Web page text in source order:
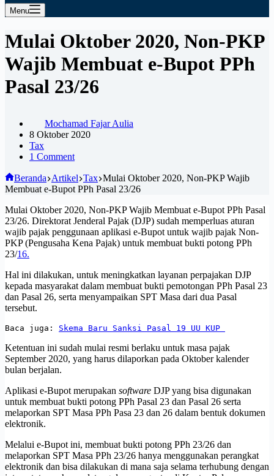
Menu
Mulai Oktober 2020, Non-PKP
Wajib Membuat e-Bupot PPh
Pasal 23/26
Mochamad Fajar Aulia
8 Oktober 2020
Tax
1 Comment
Beranda Artikel Tax Mulai Oktober 2020, Non-PKP Wajib
Membuat e-Bupot PPh Pasal 23/26
Mulai Oktober 2020, Non-PKP Wajib Membuat e-Bupot PPh Pasal
23/26. Direktorat Jenderal Pajak (DJP) sudah memperluas aturan
wajib pajak penggunaan aplikasi e-Bupot untuk wajib pajak Non-
PKP (Pengusaha Kena Pajak) untuk membuat bukti potong PPh
23/16.
Hal ini dilakukan, untuk meningkatkan layanan perpajakan DJP
kepada masyarakat dalam membuat bukti pemotongan PPh Pasal 23
dan Pasal 26, serta menyampaikan SPT Masa dari dua Pasal
tersebut.
Baca juga: Skema Baru Sanksi Pasal 19 UU KUP
Ketentuan ini sudah mulai resmi berlaku untuk masa pajak
September 2020, yang harus dilaporkan pada Oktober kalender
bulan berjalan.
Aplikasi e-Bupot merupakan software DJP yang bisa digunakan
untuk membuat bukti potong PPh Pasal 23 dan Pasal 26 serta
melaporkan SPT Masa PPh Pasa 23 dan 26 dalam bentuk dokumen
elektronik.
Melalui e-Bupot ini, membuat bukti potong PPh 23/26 dan
melaporkan SPT Masa PPh 23/26 hanya menggunakan perangkat
elektronik dan bisa dilakukan di mana saja selama terhubung dengan